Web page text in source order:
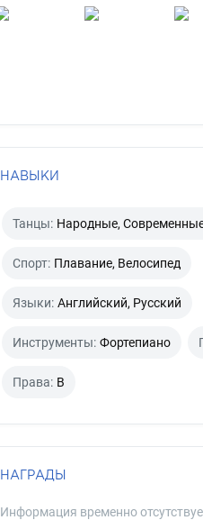
НАВЫКИ
Танцы: Народные,
Спорт: Плавание, Велосипед
Языки: Английский, Русский
Инструменты: Фортепиано
Права: B
НАГРАДЫ
Информация временно